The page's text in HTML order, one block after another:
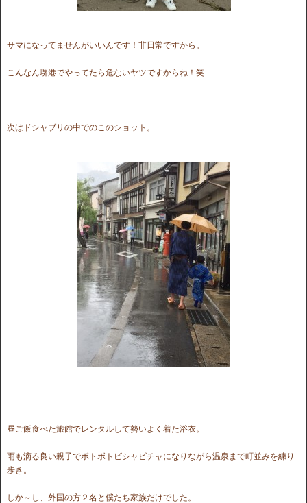
サマになってませんがいいんです！非日常ですから。
こんなん堺港でやってたら危ないヤツですからね！笑
次はドシャブリの中でのこのショット。
昼ご飯食べた旅館でレンタルして勢いよく着た浴衣。
雨も滴る良い親子でボトボトビシャビチャになりながら温泉まで町並みを練り
歩き。
しか～し、外国の方２名と僕たち家族だけでした。